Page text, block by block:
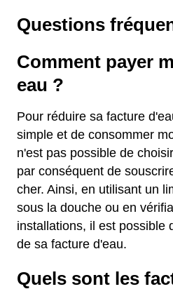
Questions
Comment payer
eau ?
Pour réduire sa facture
simple et de consommer
n'est pas possible de
par conséquent de
cher. Ainsi, en utilisant un
sous la douche ou en
installations, il est possible
de sa facture d'eau.
Quels sont les